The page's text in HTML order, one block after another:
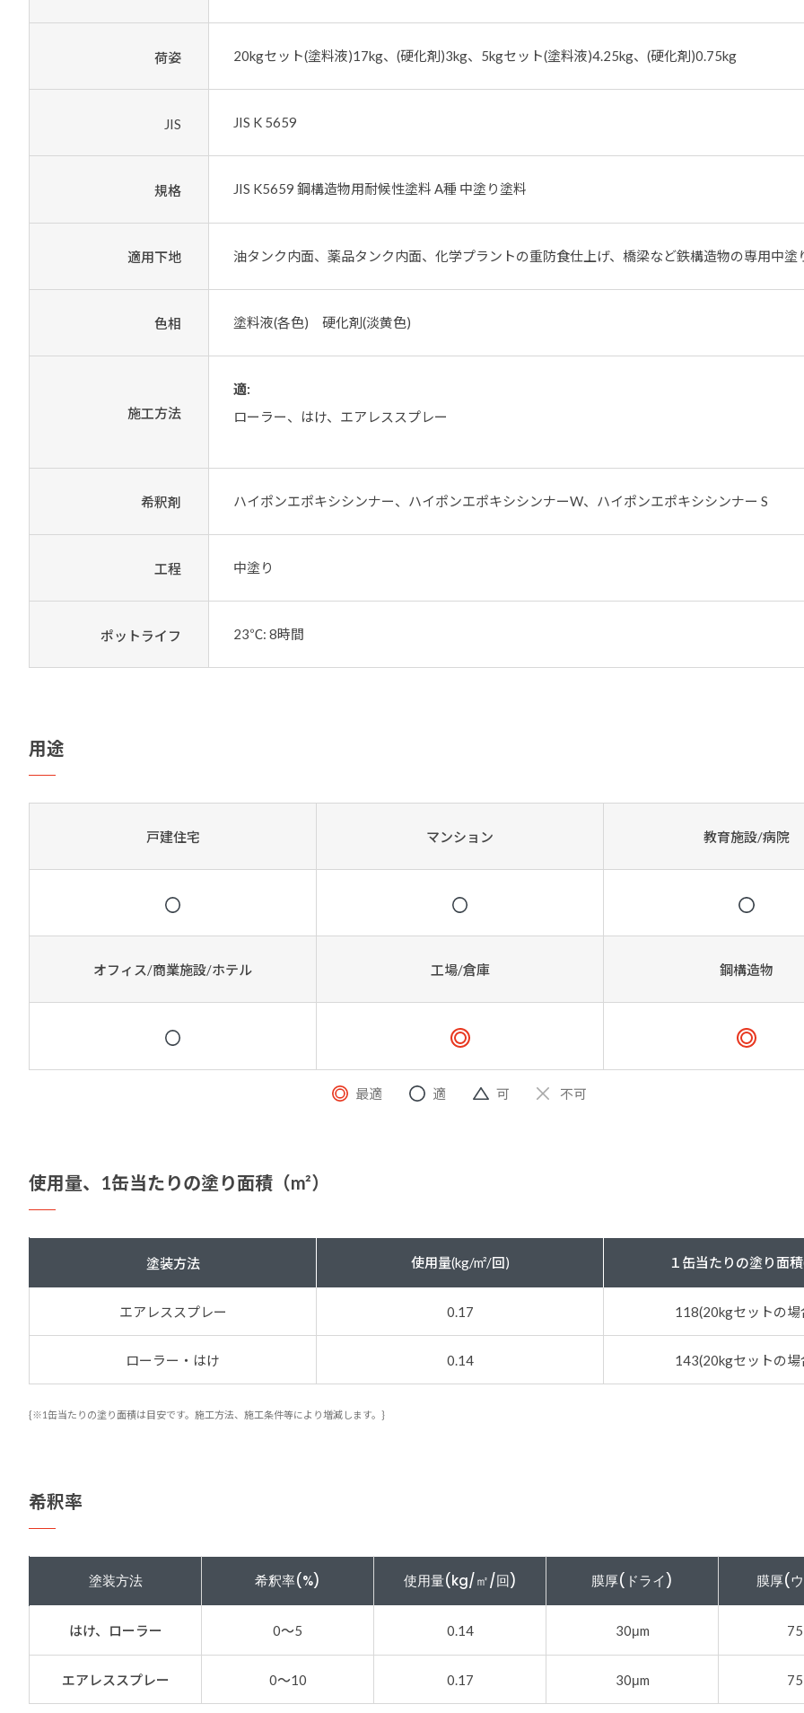
荷姿 20kgセット(塗料液)17kg、(硬化剤)3kg、5kgセット(塗料液)4.25kg、(硬化剤)0.75kg
JIS JIS K 5659
規格 JIS K5659 鋼構造物用耐候性塗料 A種 中塗り塗料
適用下地 油タンク内面、薬品タンク内面、化学プラントの重防食仕上げ、橋梁など鉄構造物の専用中塗
色相 塗料液(各色) 硬化剤(淡黄色)
施工方法
適:
ローラー、はけ、エアレススプレー
希釈剤 ハイポンエポキシシンナー、ハイポンエポキシシンナーW、ハイポンエポキシシンナー S
工程 中塗り
ポット ライフ 23℃: 8時間
用途
戸建住宅 マンション 教育施設/病院
オフィス/商業施設/ホテル 工場/倉庫 鋼構造物
最適 適 可 不可
使用量、 1缶当たりの塗り面積（m²）
塗装方法 使用量(kg/m²/回) １缶当たりの塗り面
エアレススプレー 0.17 118(20kgセットの場
ローラー・はけ 0.14 143(20kgセットの場
{※1缶当たりの塗り面積は目安です。施工方法、施工条件等により増減します。}
希釈率
塗装方法 希釈率(%) 使用量(kg/㎡/回) 膜厚(ドライ) 膜厚(
はけ、ローラー 0～5 0.14 30μm
エアレススプレー 0～10 0.17 30μm